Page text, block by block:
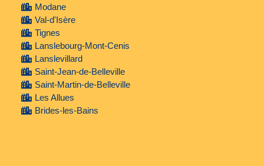
Modane
Val-d'Isère
Tignes
Lanslebourg-Mont-Cenis
Lanslevillard
Saint-Jean-de-Belleville
Saint-Martin-de-Belleville
Les Allues
Brides-les-Bains